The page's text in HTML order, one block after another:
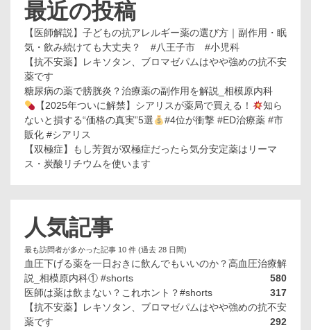
最近の投稿
【医師解説】子どもの抗アレルギー薬の選び方｜副作用・眠
気・飲み続けても大丈夫？ #八王子市 #小児科
【抗不安薬】レキソタン、ブロマゼパムはやや強めの抗不安
薬です
糖尿病の薬で膀胱炎？治療薬の副作用を解説_相模原内科
【2025年ついに解禁】シアリスが薬局で買える！
知ら
ないと損する“価格の真実”5選
#4位が衝撃 #ED治療薬 #市
販化 #シアリス
【双極症】もし芳賀が双極症だったら気分安定薬はリーマ
ス・炭酸リチウムを使います
人気記事
最も訪問者が多かった記事 10 件 (過去 28 日間)
血圧下げる薬を一日おきに飲んでもいいのか？高血圧治療解
説_相模原内科① #shorts
580
医師は薬は飲まない？これホント？#shorts
317
【抗不安薬】レキソタン、ブロマゼパムはやや強めの抗不安
薬です
292